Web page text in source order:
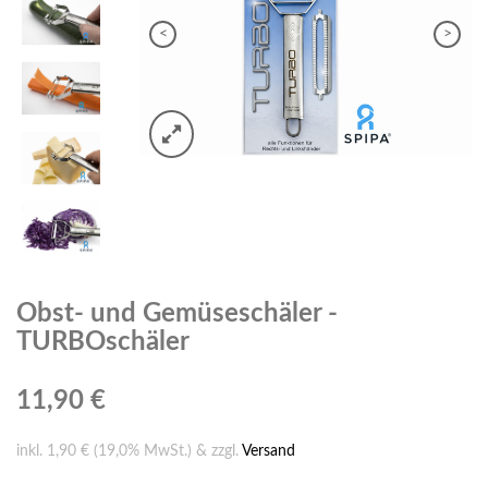
< >
Obst- und Gemüseschäler -
TURBOschäler
11,90 €
inkl. 1,90 € (19,0% MwSt.) & zzgl. Versand